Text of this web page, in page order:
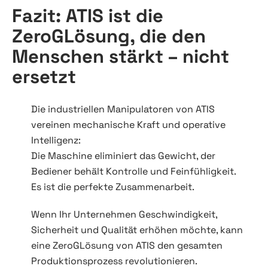
Fazit: ATIS ist die
ZeroGLösung, die den
Menschen stärkt – nicht
ersetzt
Die industriellen Manipulatoren von ATIS
vereinen mechanische Kraft und operative
Intelligenz:
Die Maschine eliminiert das Gewicht, der
Bediener behält Kontrolle und Feinfühligkeit.
Es ist die perfekte Zusammenarbeit.
Wenn Ihr Unternehmen Geschwindigkeit,
Sicherheit und Qualität erhöhen möchte, kann
eine ZeroGLösung von ATIS den gesamten
Produktionsprozess revolutionieren.